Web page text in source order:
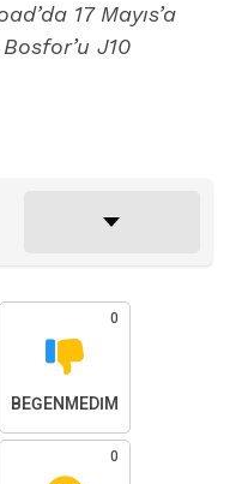
17 Mayıs’a
J10
0
BEĞENMEDIM
0